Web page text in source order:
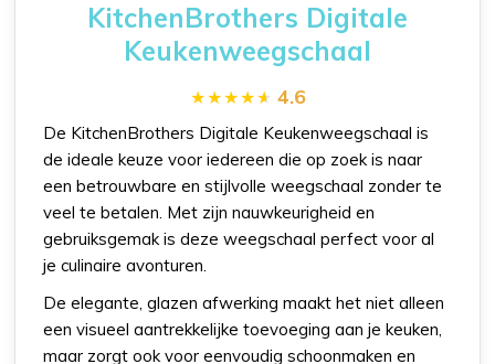
KitchenBrothers Digitale
Keukenweegschaal
4.6
De KitchenBrothers Digitale Keukenweegschaal is
de ideale keuze voor iedereen die op zoek is naar
een betrouwbare en stijlvolle weegschaal zonder te
veel te betalen. Met zijn nauwkeurigheid en
gebruiksgemak is deze weegschaal perfect voor al
je culinaire avonturen.
De elegante, glazen afwerking maakt het niet alleen
een visueel aantrekkelijke toevoeging aan je keuken,
maar zorgt ook voor eenvoudig schoonmaken en